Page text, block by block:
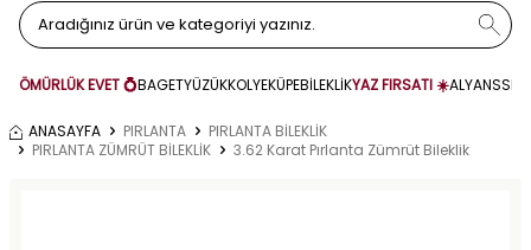
ÖMÜRLÜK EVET 💍BAGETYÜZÜKKOLYEKÜPEBİLEKLİKYAZ FIRSATI ☀️ALYANS
ANASAYFA PIRLANTA
PIRLANTA BİLEKLİK
PIRLANTA ZÜMRÜT BİLEKLİK
3.62 Karat Pırlanta Zümrüt Bileklik